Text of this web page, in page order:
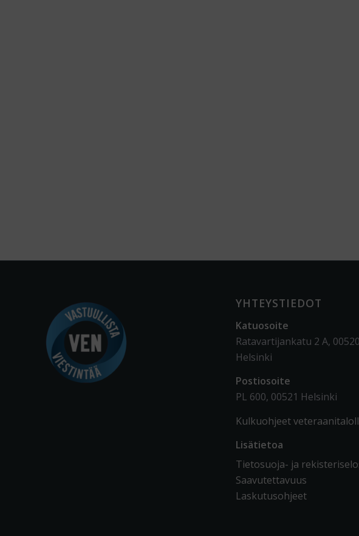
YHTEYSTIEDOT
Katuosoite
Ratavartijankatu 2 A, 00520
Helsinki
Postiosoite
PL 600, 00521 Helsinki
Kulkuohjeet
Lisätietoa
Tietosuoja- ja
Saavutettavuus
Laskutusohjeet